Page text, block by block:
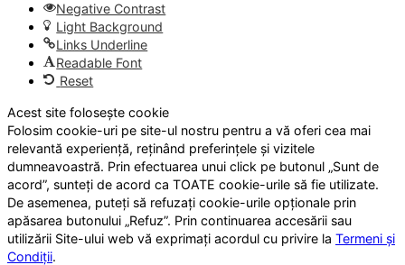
Negative Contrast
Light Background
Links Underline
Readable Font
Reset
Acest site folosește cookie
Folosim cookie-uri pe site-ul nostru pentru a vă oferi cea mai
relevantă experiență, reținând preferințele și vizitele
dumneavoastră. Prin efectuarea unui click pe butonul „Sunt de
acord”, sunteți de acord ca TOATE cookie-urile să fie utilizate.
De asemenea, puteți să refuzați cookie-urile opționale prin
apăsarea butonului „Refuz”. Prin continuarea accesării sau
utilizării Site-ului web vă exprimați acordul cu privire la Termeni și
Condiții.